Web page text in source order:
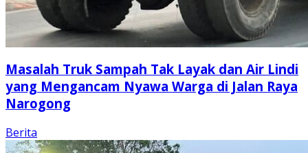
Masalah Truk Sampah Tak Layak dan Air Lindi
yang Mengancam Nyawa Warga di Jalan Raya
Narogong
Berita